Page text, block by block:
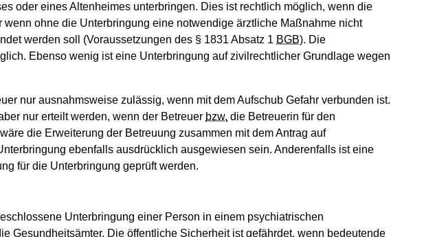
oder eines Altenheimes unterbringen. Dies ist rechtlich möglich, wenn die
ohne die Unterbringung eine notwendige ärztliche Maßnahme nicht
werden soll (Voraussetzungen des § 1831 Absatz 1 BGB). Die
Ebenso wenig ist eine Unterbringung auf zivilrechtlicher Grundlage wegen
nur ausnahmsweise zulässig, wenn mit dem Aufschub Gefahr verbunden ist.
nur erteilt werden, wenn der Betreuer bzw. die Betreuerin für den
die Erweiterung der Betreuung zusammen mit dem Antrag auf
ebenfalls ausdrücklich ausgewiesen sein. Anderenfalls ist eine
für die Unterbringung geprüft werden.
Unterbringung einer Person in einem psychiatrischen
Gesundheitsämter. Die öffentliche Sicherheit ist gefährdet, wenn bedeutende